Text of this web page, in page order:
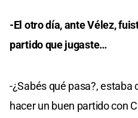
-El otro día, ante Vélez,
partido que jugaste…
-¿Sabés qué pasa?, estaba
hacer un buen partido con